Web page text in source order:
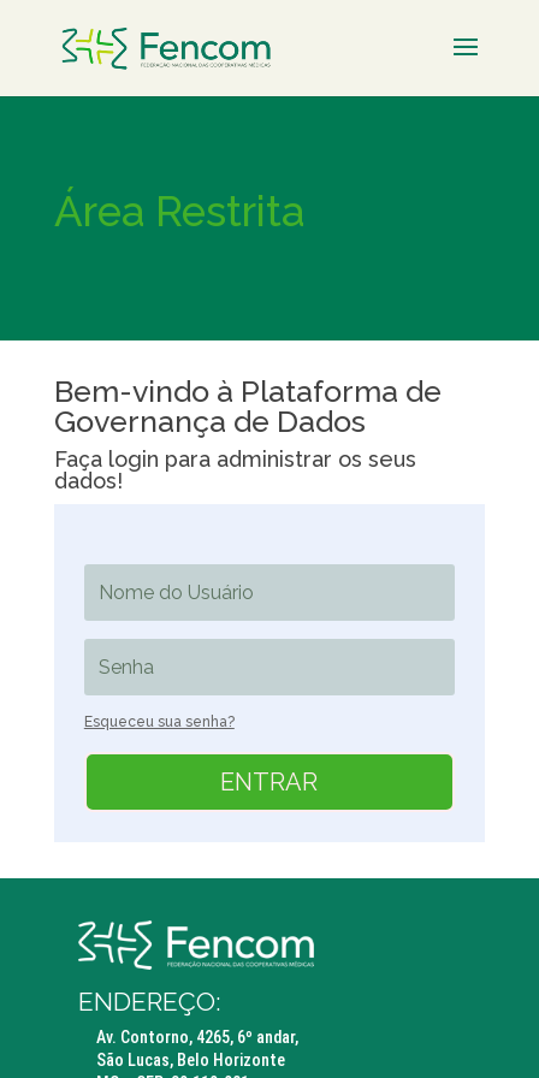
Área Restrita
Bem-vindo à Plataforma de
Governança de Dados
Faça login para administrar os seus
dados!
Esqueceu sua senha?
ENTRAR
ENDEREÇO:
Av. Contorno, 4265, 6º andar,
São Lucas, Belo Horizonte